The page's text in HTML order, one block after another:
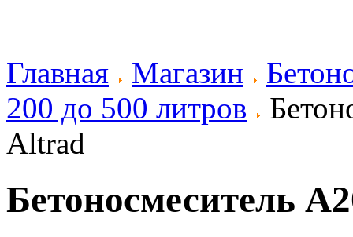
Главная Магазин
200 до 500 литров
Altrad
Бетоносмеситель